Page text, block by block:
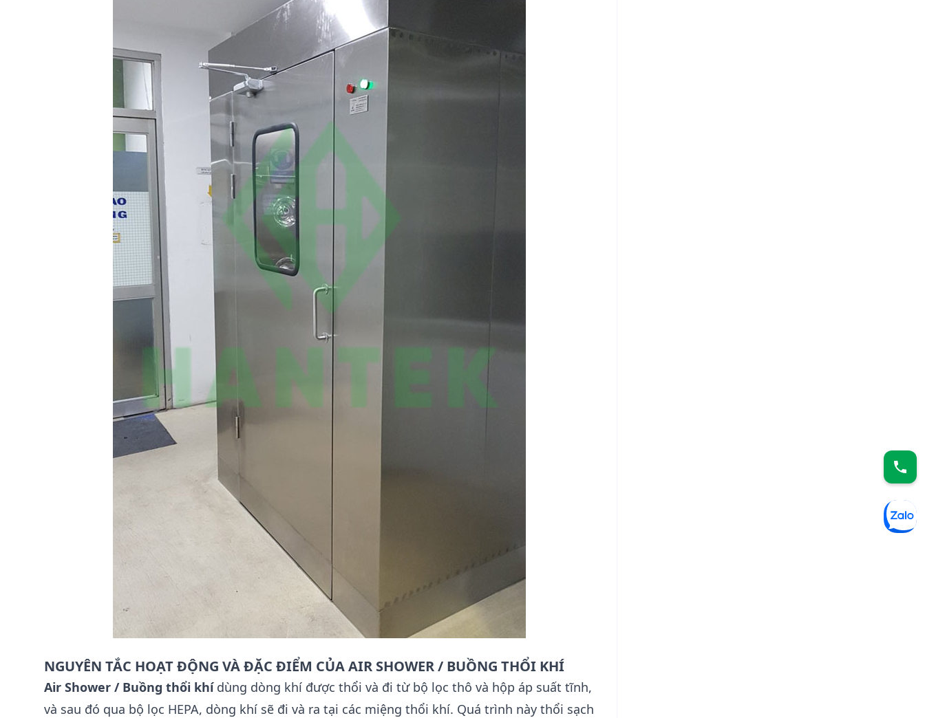
NGUYÊN TẮC HOẠT ĐỘNG VÀ ĐẶC ĐIỂM CỦAAIR SHOWER / BUỒNG THỔI KHÍ
Air Shower / Buồng thổi khídùng dòng khí được thổi và đi từ bộ lọc thô và hộp áp suất tĩnh,
và sau đó qua bộ lọc HEPA, dòng khí sẽ đi và ra tại các miệng thổi khí. Quá trình này thổi sạch